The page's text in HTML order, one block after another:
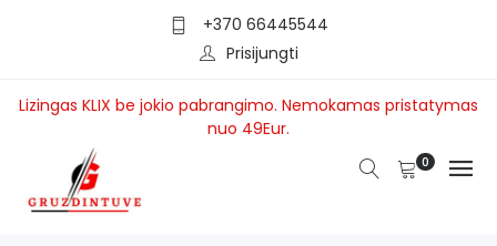
+370 66445544
Prisijungti
Lizingas KLIX be jokio pabrangimo. Nemokamas pristatymas
nuo 49Eur.
0